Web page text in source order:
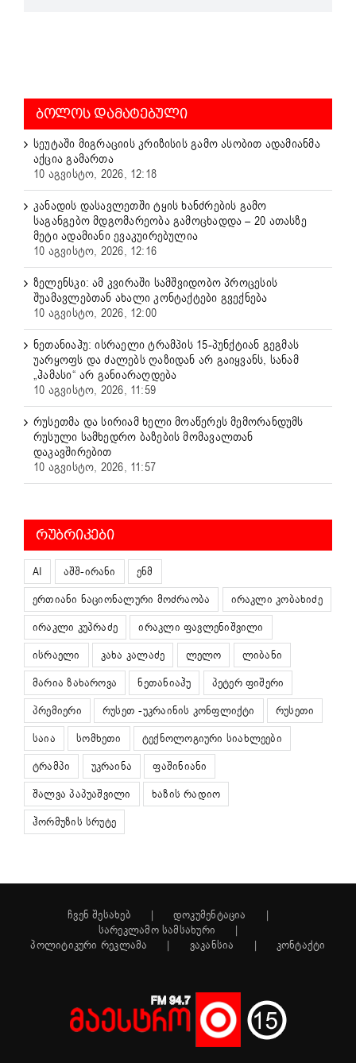
ᲑᲝᲚᲝᲡ ᲓᲐᲛᲐᲢᲔᲑᲣᲚᲘ
სეუტაში მიგრაციის კრიზისის გამო ასობით ადამიანმა
აქცია გამართა
10 აგვისტო, 2026, 12:18
კანადის დასავლეთში ტყის ხანძრების გამო
საგანგებო მდგომარეობა გამოცხადდა – 20 ათასზე
მეტი ადამიანი ევაკუირებულია
10 აგვისტო, 2026, 12:16
ზელენსკი: ამ კვირაში სამშვიდობო პროცესის
შუამავლებთან ახალი კონტაქტები გვექნება
10 აგვისტო, 2026, 12:00
ნეთანიაჰუ: ისრაელი ტრამპის 15-პუნქტიან გეგმას
უარყოფს და ძალებს ღაზიდან არ გაიყვანს, სანამ
„ჰამასი“ არ განიარაღდება
10 აგვისტო, 2026, 11:59
რუსეთმა და სირიამ ხელი მოაწერეს მემორანდუმს
რუსული სამხედრო ბაზების მომავალთან
დაკავშირებით
10 აგვისტო, 2026, 11:57
ᲠᲣᲑᲠᲘᲙᲔᲑᲘ
AI აშშ-ირანი
ენმ
ერთიანი ნაციონალური მოძრაობა
ირაკლი კობახიძე
ირაკლი კუპრაძე
ირაკლი ფავლენიშვილი
ისრაელი
კახა კალაძე ლელო
ლიბანი
მარია ზახაროვა
ნეთანიაჰუ
პეტერ ფიშერი
პრემიერი
რუსეთ -უკრაინის კონფლიქტი
რუსეთი
საია
სომხეთი
ტექნოლოგიური სიახლეები
ტრამპი
უკრაინა
ფაშინიანი
შალვა პაპუაშვილი
ხაზის რადიო
ჰორმუზის სრუტე
ჩვენ შესახებ
დოკუმენტაცია
სარეკლამო სამსახური
პოლიტიკური რეკლამა
ვაკანსია კონტაქტი